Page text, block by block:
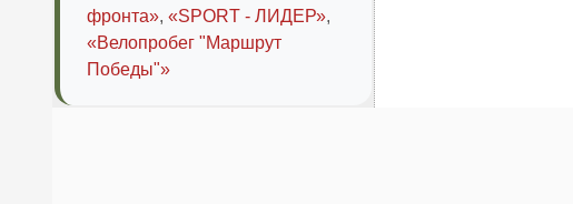
фронта», «SPORT - ЛИДЕР»,
«Велопробег "Маршрут
Победы"»